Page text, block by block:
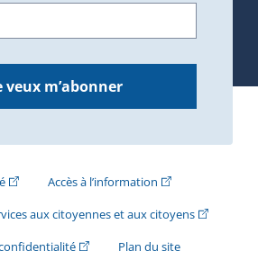
veux m’abonner
(Cet hyperlien externe s'ouvrira dans une
Accès à l’information(Cet hyperlien
aux citoyennes et aux citoyens(Cet
(Cet hyperlien externe s'ouvrira
Plan du site